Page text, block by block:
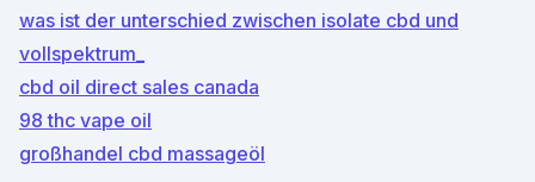
was ist der unterschied zwischen isolate cbd und
vollspektrum_
cbd oil direct sales canada
98 thc vape oil
großhandel cbd massageöl